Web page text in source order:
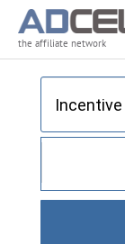
the affiliate network